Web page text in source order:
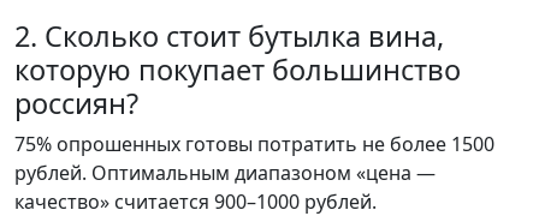
2. Сколько стоит бутылка вина,
которую покупает большинство
россиян?
75% опрошенных готовы потратить не более 1500
рублей. Оптимальным диапазоном «цена —
качество» считается 900–1000 рублей.